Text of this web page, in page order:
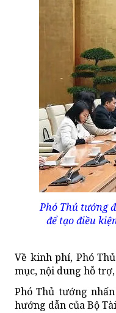
Phó Thủ tướng
để tạo điều
Về kinh phí, Phó
mục, nội dung hỗ
Phó Thủ tướng
hướng dẫn của Bộ